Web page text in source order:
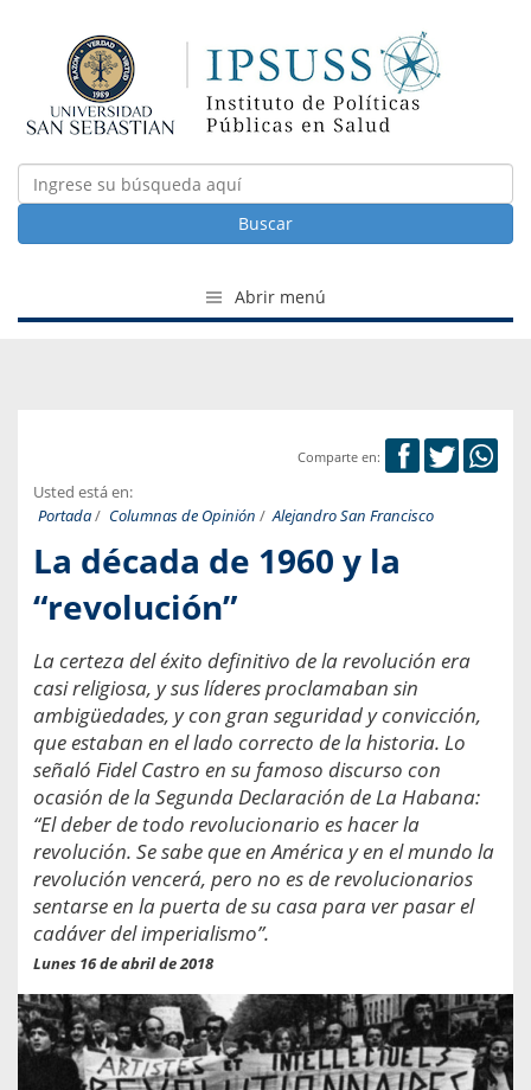
Buscar
Abrir menú
Comparte en:
Usted está en:
Portada/ Columnas de Opinión / Alejandro San Francisco
La década de 1960 y la
“revolución”
La certeza del éxito definitivo de la revolución era
casi religiosa, y sus líderes proclamaban sin
ambigüedades, y con gran seguridad y convicción,
que estaban en el lado correcto de la historia. Lo
señaló Fidel Castro en su famoso discurso con
ocasión de la Segunda Declaración de La Habana:
“El deber de todo revolucionario es hacer la
revolución. Se sabe que en América y en el mundo la
revolución vencerá, pero no es de revolucionarios
sentarse en la puerta de su casa para ver pasar el
cadáver del imperialismo”.
Lunes 16 de abril de 2018